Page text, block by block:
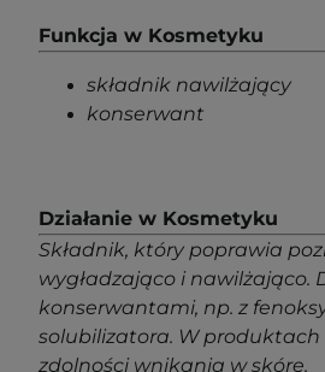
Funkcja w Kosmetyku
składnik nawilżający
konserwant
Działanie w Kosmetyku
Składnik, który poprawia
wygładzająco i nawilżająco.
konserwantami, np. z
solubilizatora. W produktach
zdolności wnikania w skórę.